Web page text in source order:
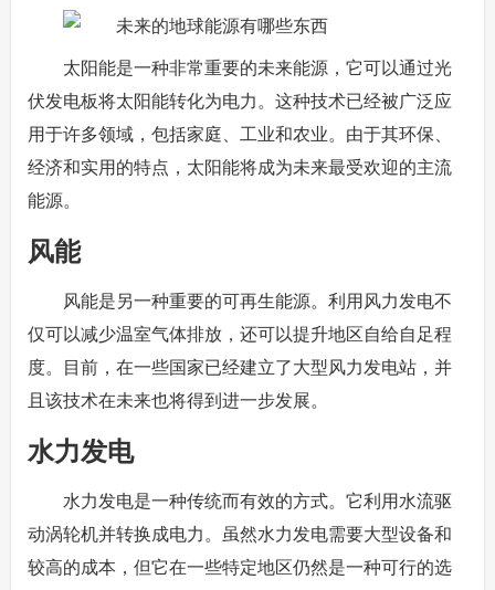
太阳能是一种非常重要的未来能源，它可以通过光
伏发电板将太阳能转化为电力。这种技术已经被广泛应
用于许多领域，包括家庭、工业和农业。由于其环保、
经济和实用的特点，太阳能将成为未来最受欢迎的主流
能源。
风能
风能是另一种重要的可再生能源。利用风力发电不
仅可以减少温室气体排放，还可以提升地区自给自足程
度。目前，在一些国家已经建立了大型风力发电站，并
且该技术在未来也将得到进一步发展。
水力发电
水力发电是一种传统而有效的方式。它利用水流驱
动涡轮机并转换成电力。虽然水力发电需要大型设备和
较高的成本，但它在一些特定地区仍然是一种可行的选